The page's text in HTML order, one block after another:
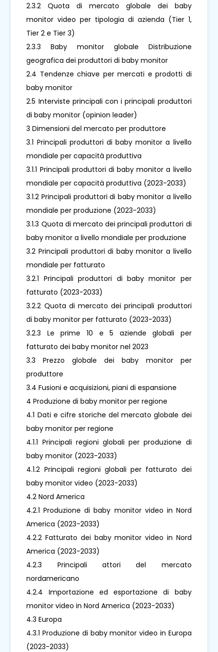
2.3.2 Quota di mercato globale dei baby
monitor video per tipologia di azienda (Tier 1,
Tier 2 e Tier 3)
2.3.3 Baby monitor globale Distribuzione
geografica dei produttori di baby monitor
2.4 Tendenze chiave per mercati e prodotti di
baby monitor
2.5 Interviste principali con i principali produttori
di baby monitor (opinion leader)
3 Dimensioni del mercato per produttore
3.1 Principali produttori di baby monitor a livello
mondiale per capacità produttiva
3.1.1 Principali produttori di baby monitor a livello
mondiale per capacità produttiva (2023-2033)
3.1.2 Principali produttori di baby monitor a livello
mondiale per produzione (2023-2033)
3.1.3 Quota di mercato dei principali produttori di
baby monitor a livello mondiale per produzione
3.2 Principali produttori di baby monitor a livello
mondiale per fatturato
3.2.1 Principali produttori di baby monitor per
fatturato (2023-2033)
3.2.2 Quota di mercato dei principali produttori
di baby monitor per fatturato (2023-2033)
3.2.3 Le prime 10 e 5 aziende globali per
fatturato dei baby monitor nel 2023
3.3 Prezzo globale dei baby monitor per
produttore
3.4 Fusioni e acquisizioni, piani di espansione
4 Produzione di baby monitor per regione
4.1 Dati e cifre storiche del mercato globale dei
baby monitor per regione
4.1.1 Principali regioni globali per produzione di
baby monitor (2023-2033)
4.1.2 Principali regioni globali per fatturato dei
baby monitor video (2023-2033)
4.2 Nord America
4.2.1 Produzione di baby monitor video in Nord
America (2023-2033)
4.2.2 Fatturato dei baby monitor video in Nord
America (2023-2033)
4.2.3 Principali attori del mercato
nordamericano
4.2.4 Importazione ed esportazione di baby
monitor video in Nord America (2023-2033)
4.3 Europa
4.3.1 Produzione di baby monitor video in Europa
(2023-2033)